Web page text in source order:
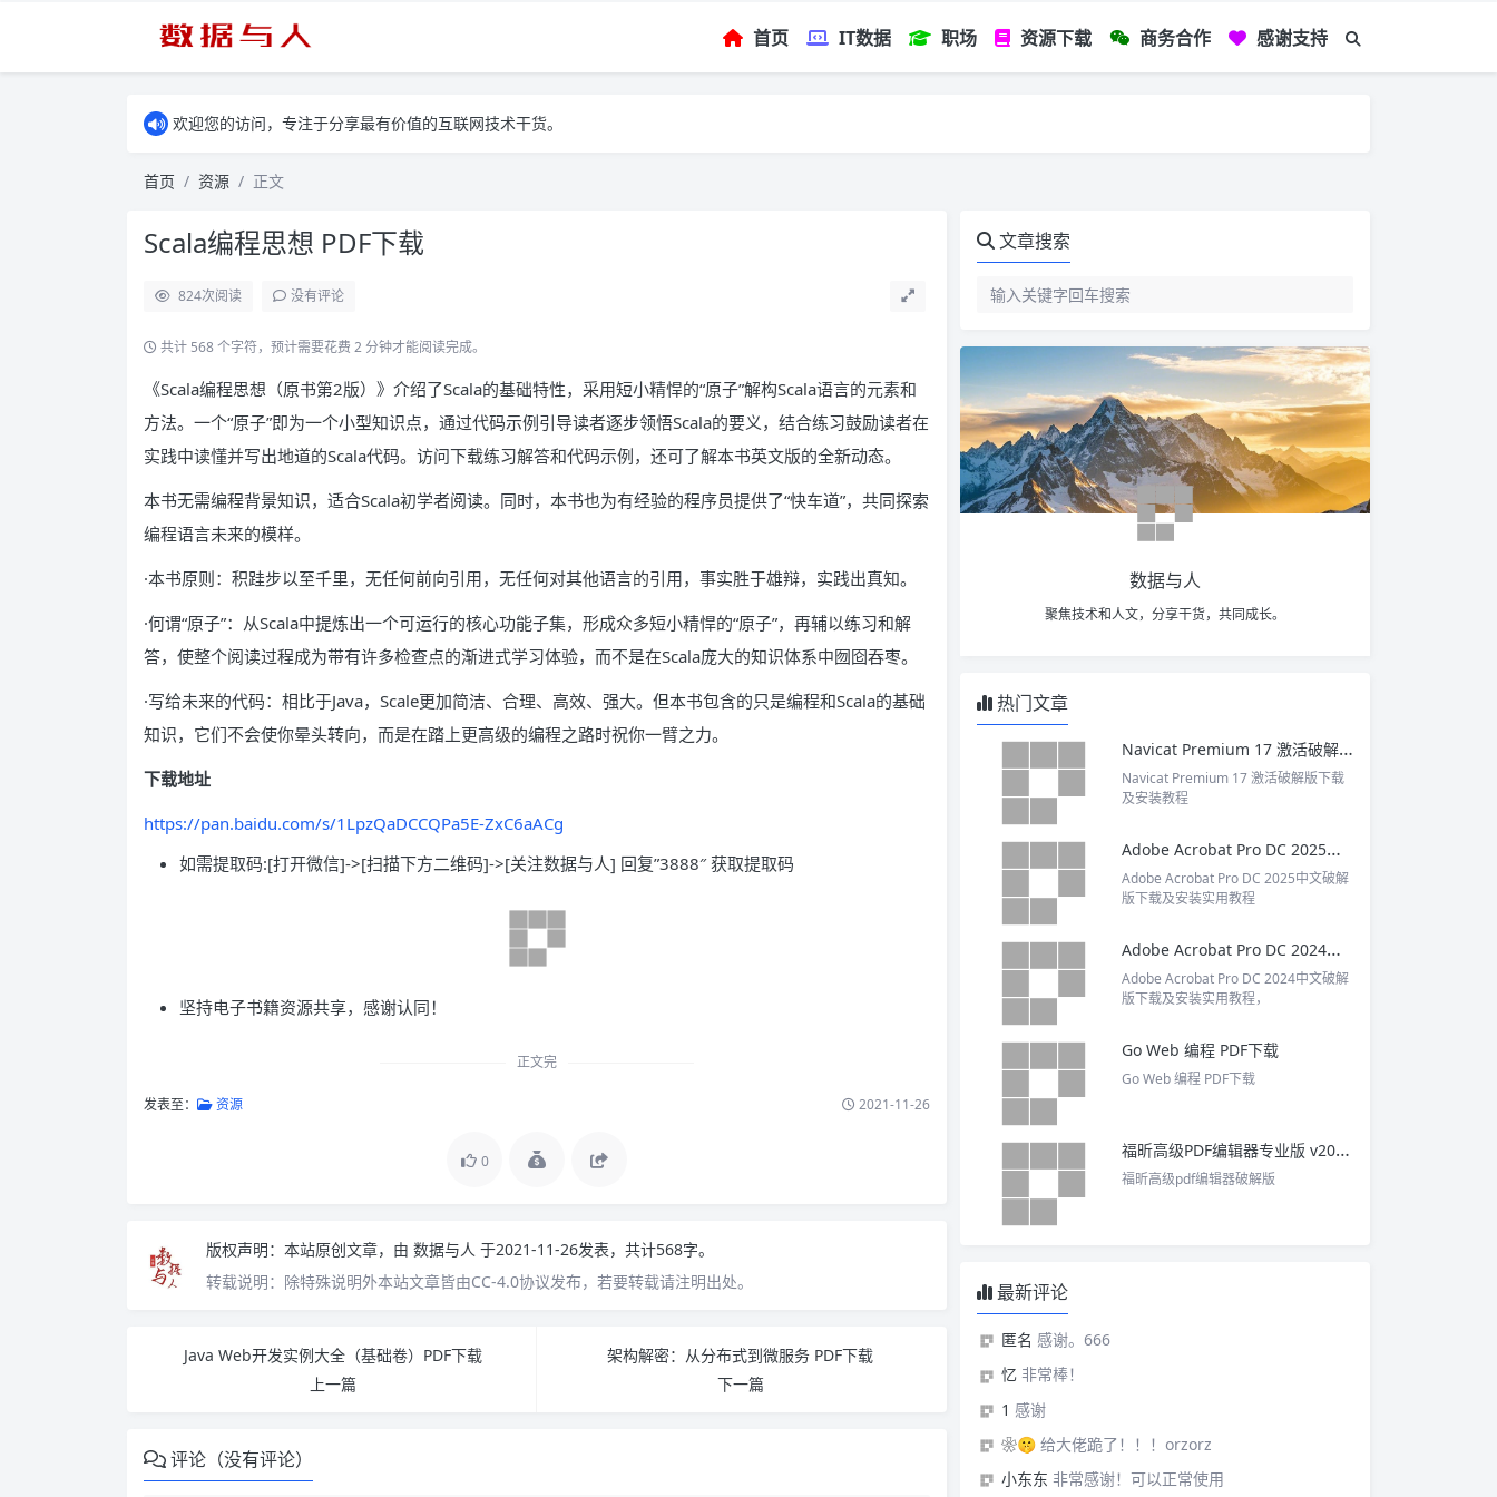
首页 IT数据 职场 资源下载 商务合作 感谢支持
欢迎您的访问，专注于分享最有价值的互联网技术干货。
首页 资源 正文
Scala编程思想 PDF下载
824次阅读 没有评论
共计 568 个字符，预计需要花费 2 分钟才能阅读完成。
《Scala编程思想（原书第2版）》介绍了Scala的基础特性，采用短小精悍的“原子”解构Scala语言的元素和
方法。一个“原子”即为一个小型知识点，通过代码示例引导读者逐步领悟Scala的要义，结合练习鼓励读者在
实践中读懂并写出地道的Scala代码。访问下载练习解答和代码示例，还可了解本书英文版的全新动态。
本书无需编程背景知识，适合Scala初学者阅读。同时，本书也为有经验的程序员提供了“快车道”，共同探索
编程语言未来的模样。
·本书原则：积跬步以至千里，无任何前向引用，无任何对其他语言的引用，事实胜于雄辩，实践出真知。
·何谓“原子”：从Scala中提炼出一个可运行的核心功能子集，形成众多短小精悍的“原子”，再辅以练习和解
答，使整个阅读过程成为带有许多检查点的渐进式学习体验，而不是在Scala庞大的知识体系中囫囵吞枣。
·写给未来的代码：相比于Java，Scale更加简洁、合理、高效、强大。但本书包含的只是编程和Scala的基础
知识，它们不会使你晕头转向，而是在踏上更高级的编程之路时祝你一臂之力。
下载地址
https://pan.baidu.com/s/1LpzQaDCCQPa5E-ZxC6aACg
如需提取码:[打开微信]->[扫描下方二维码]->[关注数据与人] 回复”3888″ 获取提取码
坚持电子书籍资源共享，感谢认同！
正文完
发表至： 资源 2021-11-26
0
版权声明： 本站原创文章，由 数据与人 于2021-11-26发表，共计568字。
转载说明： 除特殊说明外本站文章皆由CC-4.0协议发布，若要转载请注明出处。
Java Web开发实例大全（基础卷）PDF下载
上一篇
架构解密：从分布式到微服务 PDF下载
下一篇
评论（没有评论）
文章搜索
数据与人
聚焦技术和人文，分享干货，共同成长。
热门文章
Navicat Premium 17 激活破解版下载及安装教程
Navicat Premium 17 激活破解版下载
及安装教程
Adobe Acrobat Pro DC 2025中文破解版下载及安装实用教程
Adobe Acrobat Pro DC 2025中文破解
版下载及安装实用教程
Adobe Acrobat Pro DC 2024中文破解版下载及安装实用教程
Adobe Acrobat Pro DC 2024中文破解
版下载及安装实用教程，
Go Web 编程 PDF下载
Go Web 编程 PDF下载
福昕高级PDF编辑器专业版 v2025 中文激活版
福昕高级pdf编辑器破解版
最新评论
匿名 感谢。666
忆 非常棒！
1 感谢
❀🤫 给大佬跪了！！！orzorz
小东东 非常感谢！可以正常使用